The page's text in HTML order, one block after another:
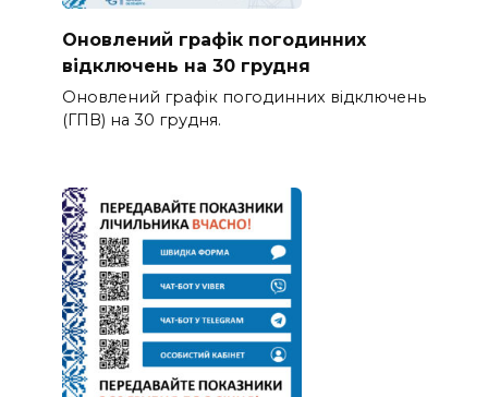
Оновлений графік погодинних
відключень на 30 грудня
Оновлений графік погодинних відключень
(ГПВ) на 30 грудня.